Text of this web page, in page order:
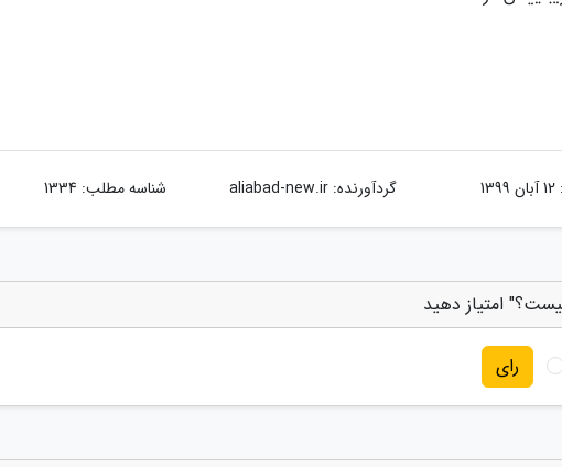
12 آبان 1399 گردآورنده:aliabad-new.ir شناسه مطلب: 1334
امتیاز دهید
رای